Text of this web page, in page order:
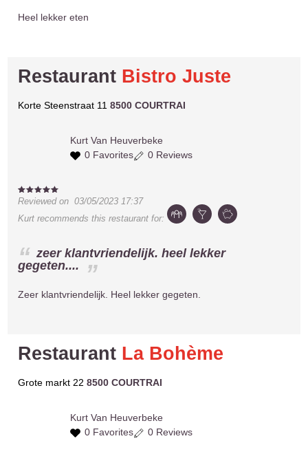
Heel lekker eten
Restaurant Bistro Juste
Korte Steenstraat 118500 COURTRAI
Kurt Van Heuverbeke
0 Favorites
0 Reviews
Reviewed on03/05/2023 17:37
Kurt recommends this restaurant for:
zeer klantvriendelijk. heel lekker
gegeten....
Zeer klantvriendelijk. Heel lekker gegeten.
Restaurant La Bohème
Grote markt 228500 COURTRAI
Kurt Van Heuverbeke
0 Favorites
0 Reviews